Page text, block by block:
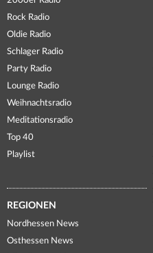
Rock Radio
Oldie Radio
Schlager Radio
Party Radio
Lounge Radio
Weihnachtsradio
Meditationsradio
Top 40
Playlist
REGIONEN
Nordhessen News
Osthessen News